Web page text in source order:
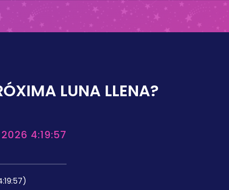
LUNA LLENA?
2026 4:19:57